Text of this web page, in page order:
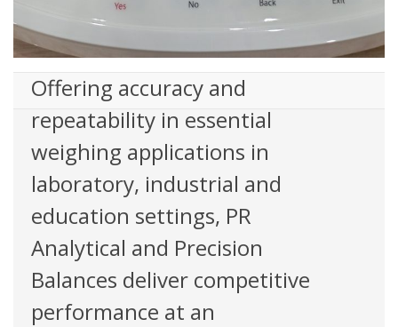
Offering accuracy and
repeatability in essential
weighing applications in
laboratory, industrial and
education settings, PR
Analytical and Precision
Balances deliver competitive
performance at an